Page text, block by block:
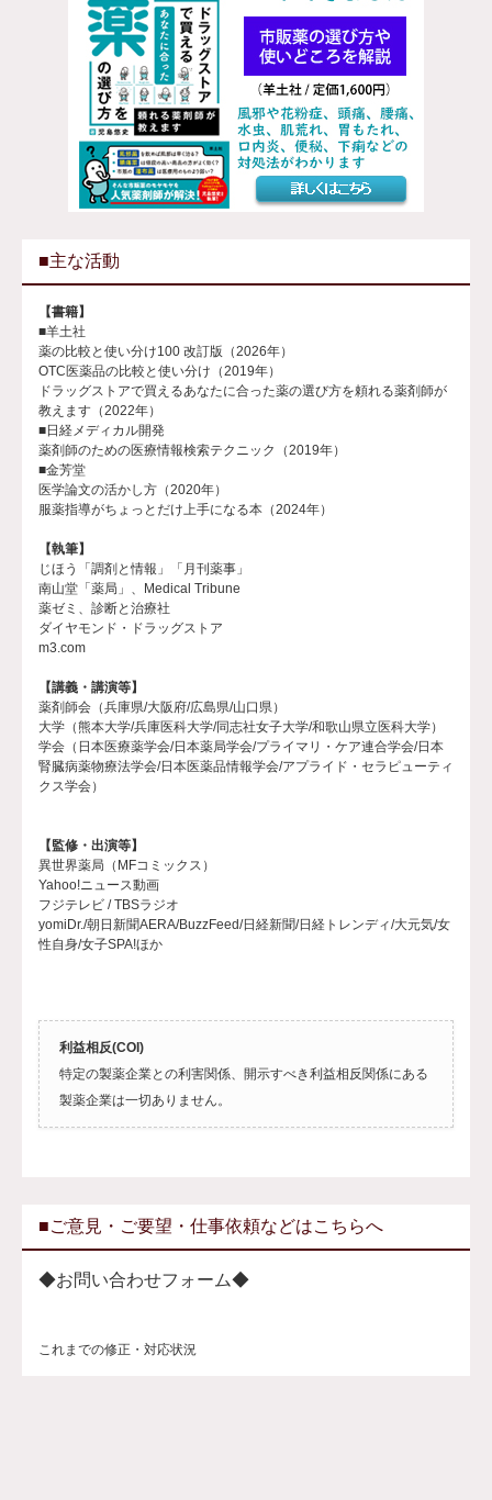
■主な活動
【書籍】
■羊土社
薬の比較と使い分け100 改訂版（2026年）
OTC医薬品の比較と使い分け（2019年）
ドラッグストアで買えるあなたに合った薬の選び方を頼れる薬剤師が
教えます（2022年）
■日経メディカル開発
薬剤師のための医療情報検索テクニック（2019年）
■金芳堂
医学論文の活かし方（2020年）
服薬指導がちょっとだけ上手になる本（2024年）
【執筆】
じほう「調剤と情報」「月刊薬事」
南山堂「薬局」、Medical Tribune
薬ゼミ、診断と治療社
ダイヤモンド・ドラッグストア
m3.com
【講義・講演等】
薬剤師会（兵庫県/大阪府/広島県/山口県）
大学（熊本大学/兵庫医科大学/同志社女子大学/和歌山県立医科大学）
学会（日本医療薬学会/日本薬局学会/プライマリ・ケア連合学会/日本
腎臓病薬物療法学会/日本医薬品情報学会/アプライド・セラピューティ
クス学会）
【監修・出演等】
異世界薬局（MFコミックス）
Yahoo!ニュース動画
フジテレビ / TBSラジオ
yomiDr./朝日新聞AERA/BuzzFeed/日経新聞/日経トレンディ/大元気/女
性自身/女子SPA!ほか
利益相反(COI)
特定の製薬企業との利害関係、開示すべき利益相反関係にある
製薬企業は一切ありません。
■ご意見・ご要望・仕事依頼などはこちらへ
◆お問い合わせフォーム◆
これまでの修正・対応状況